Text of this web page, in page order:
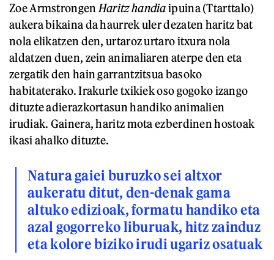
Zoe Armstrongen Haritz handiaipuina (Ttarttalo)
aukera bikaina da haurrek uler dezaten haritz bat
nola elikatzen den, urtaroz urtaro itxura nola
aldatzen duen, zein animaliaren aterpe den eta
zergatik den hain garrantzitsua basoko
habitaterako. Irakurle txikiek oso gogoko izango
dituzte adierazkortasun handiko animalien
irudiak. Gainera, haritz mota ezberdinen hostoak
ikasi ahalko dituzte.
Natura gaiei buruzko sei altxor
aukeratu ditut, den-denak gama
altuko edizioak, formatu handiko eta
azal gogorreko liburuak, hitz zainduz
eta kolore biziko irudi ugariz osatuak